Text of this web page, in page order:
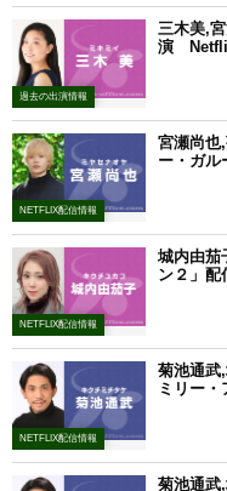
過去の出演情報
三木美,
演
NETFLIX配信情報
宮瀬尚
ー・ガル
NETFLIX配信情報
城内由
ン２」配
NETFLIX配信情報
菊池通
ミリー・
菊池通